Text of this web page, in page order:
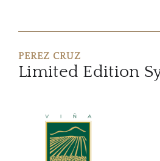
PEREZ CRUZ
Limited Edition